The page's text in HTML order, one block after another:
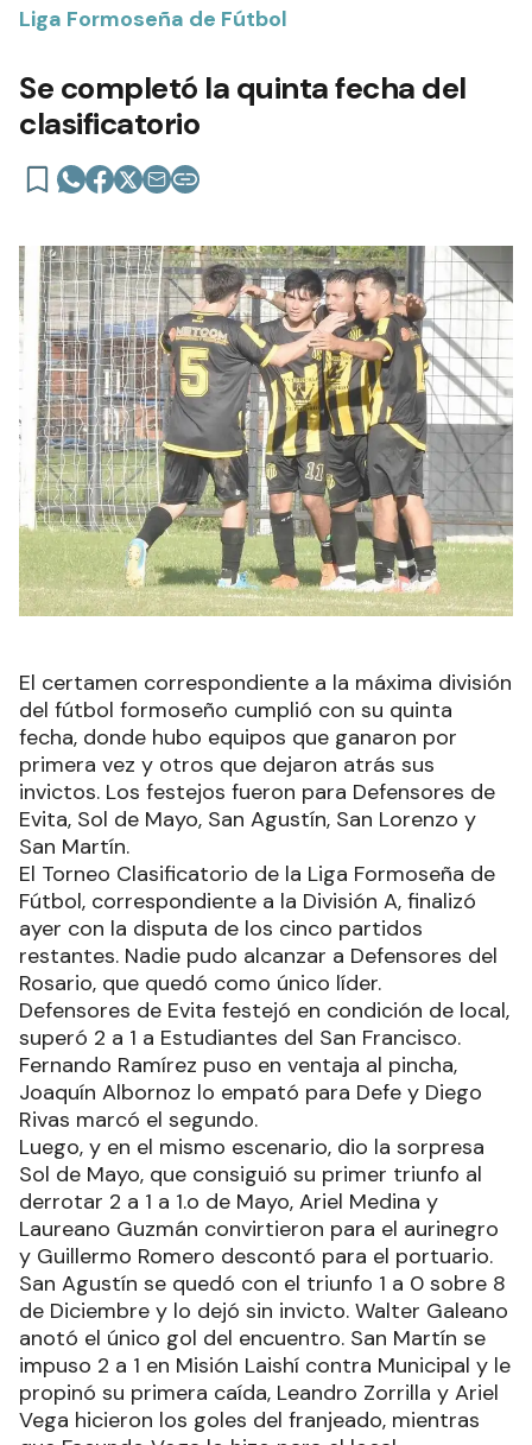
Liga Formoseña de Fútbol
Se completó la quinta fecha del
clasificatorio
El certamen correspondiente a la máxima división
del fútbol formoseño cumplió con su quinta
fecha, donde hubo equipos que ganaron por
primera vez y otros que dejaron atrás sus
invictos. Los festejos fueron para Defensores de
Evita, Sol de Mayo, San Agustín, San Lorenzo y
San Martín.
El Torneo Clasificatorio de la Liga Formoseña de
Fútbol, correspondiente a la División A, finalizó
ayer con la disputa de los cinco partidos
restantes. Nadie pudo alcanzar a Defensores del
Rosario, que quedó como único líder.
Defensores de Evita festejó en condición de local,
superó 2 a 1 a Estudiantes del San Francisco.
Fernando Ramírez puso en ventaja al pincha,
Joaquín Albornoz lo empató para Defe y Diego
Rivas marcó el segundo.
Luego, y en el mismo escenario, dio la sorpresa
Sol de Mayo, que consiguió su primer triunfo al
derrotar 2 a 1 a 1.o de Mayo, Ariel Medina y
Laureano Guzmán convirtieron para el aurinegro
y Guillermo Romero descontó para el portuario.
San Agustín se quedó con el triunfo 1 a 0 sobre 8
de Diciembre y lo dejó sin invicto. Walter Galeano
anotó el único gol del encuentro. San Martín se
impuso 2 a 1 en Misión Laishí contra Municipal y le
propinó su primera caída, Leandro Zorrilla y Ariel
Vega hicieron los goles del franjeado, mientras